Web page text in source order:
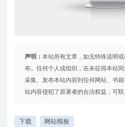
声明： 本站所有文章，如无特殊说明
布。任何个人或组织，在未征得本站同
采集、发布本站内容到任何网站、书
站内容侵犯了原著者的合法权益，可联
下载 网站模板